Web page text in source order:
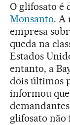
O glifosato é
Monsanto. A
empresa
queda na
Estados
entanto, a
dois últimos
informou
demandantes
glifosato não